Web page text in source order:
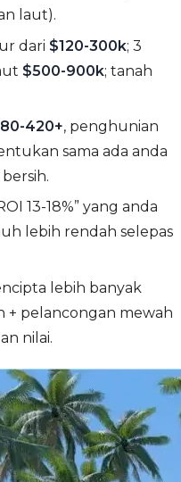
laut).
dari $120-300k; 3
$500-900k; tanah
420+, penghunian
sama ada anda
13-18%” yang anda
lebih rendah selepas
lebih banyak
+ pelancongan mewah
nilai.